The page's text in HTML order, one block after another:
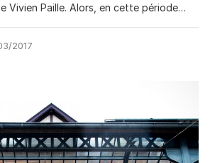
Vivien Paille. Alors, en cette période…
2017